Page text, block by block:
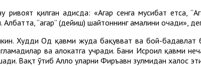
ривоят қилган ҳадисда: «Агар сенга мусибат етса,
Албатта, “агар” (дейиш) шайтоннинг амалини очади»,
Худди Од қавми жуда бақувват ва бой-бадавлат
ва ҳалокатга учради. Бани Исроил қавми
Вақт ўтиб Аллоҳ уларни Фиръавн зулмидан халос